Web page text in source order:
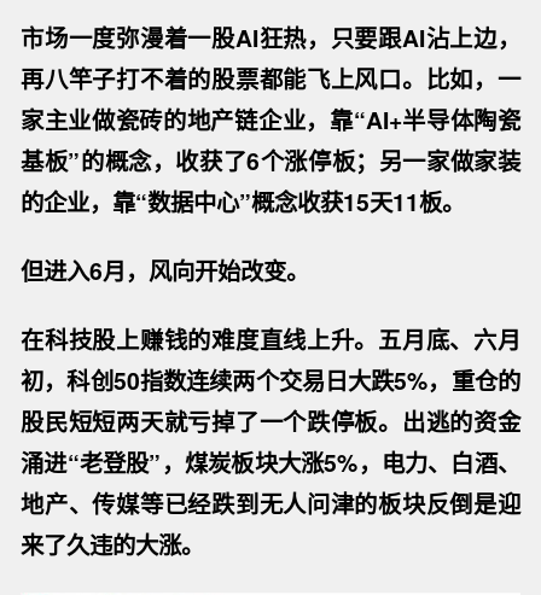
市场一度弥漫着一股AI狂热，只要跟AI沾上边，
再八竿子打不着的股票都能飞上风口。比如，一
家主业做瓷砖的地产链企业，靠“AI+半导体陶瓷
基板”的概念，收获了6个涨停板；另一家做家装
的企业，靠“数据中心”概念收获15天11板。
但进入6月， 风向开始改变。
在科技股上赚钱的难度直线上升。五月底、六月
初，科创50指数连续两个交易日大跌5%，重仓的
股民短短两天就亏掉了一个跌停板。出逃的资金
涌进“老登股”，煤炭板块大涨5%，电力、白酒、
地产、传媒等已经跌到无人问津的板块反倒是迎
来了久违的大涨。